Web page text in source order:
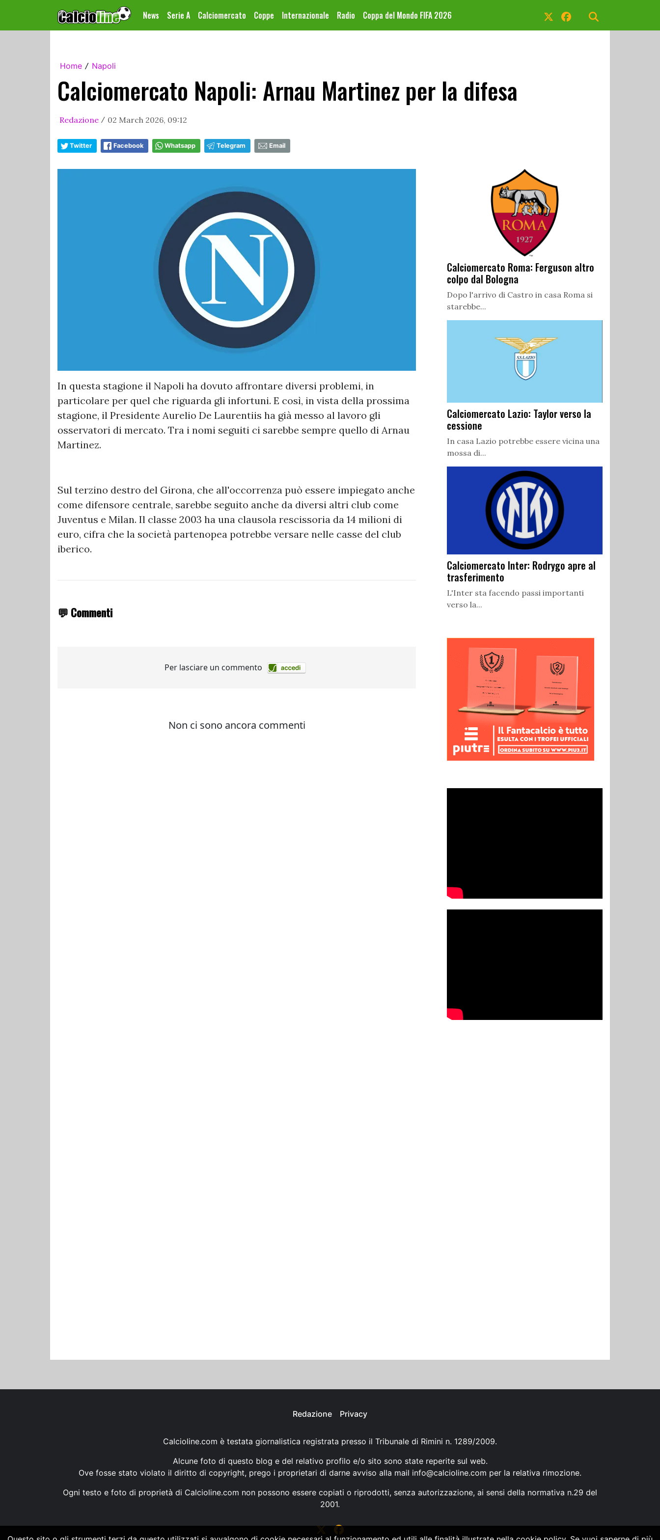
News Serie A Calciomercato Coppe Internazionale Radio Coppa del Mondo FIFA 2026
Home / Napoli
Calciomercato Napoli: Arnau Martinez per la difesa
Redazione / 02 March 2026, 09:12
Twitter Facebook Whatsapp Telegram Email
In questa stagione il Napoli ha dovuto affrontare diversi problemi, in
particolare per quel che riguarda gli infortuni. E così, in vista della prossima
stagione, il Presidente Aurelio De Laurentiis ha già messo al lavoro gli
osservatori di mercato. Tra i nomi seguiti ci sarebbe sempre quello di Arnau
Martinez.
Sul terzino destro del Girona, che all'occorrenza può essere impiegato anche
come difensore centrale, sarebbe seguito anche da diversi altri club come
Juventus e Milan. Il classe 2003 ha una clausola rescissoria da 14 milioni di
euro, cifra che la società partenopea potrebbe versare nelle casse del club
iberico.
💬 Commenti
Calciomercato Roma: Ferguson altro
colpo dal Bologna
Dopo l'arrivo di Castro in casa Roma si
starebbe...
Calciomercato Lazio: Taylor verso la
cessione
In casa Lazio potrebbe essere vicina una
mossa di...
Calciomercato Inter: Rodrygo apre al
trasferimento
L'Inter sta facendo passi importanti
verso la...
Redazione Privacy
Calcioline.com è testata giornalistica registrata presso il Tribunale di Rimini n. 1289/2009.
Alcune foto di questo blog e del relativo profilo e/o sito sono state reperite sul web.
Ove fosse stato violato il diritto di copyright, prego i proprietari di darne avviso alla mail info@calcioline.com per la relativa rimozione.
Ogni testo e foto di proprietà di Calcioline.com non possono essere copiati o riprodotti, senza autorizzazione, ai sensi della normativa n.29 del
2001.